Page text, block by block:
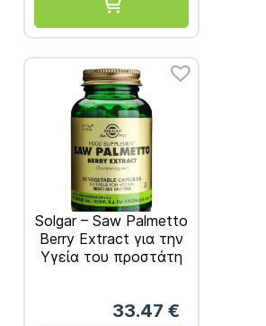
Solgar – Saw Palmetto
Berry Extract για την
Υγεία του προστάτη
33.47 €